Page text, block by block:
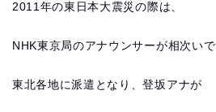
2011年の東日本大震災の際は、
NHK東京局のアナウンサーが相次いで
東北各地に派遣となり、登坂アナが